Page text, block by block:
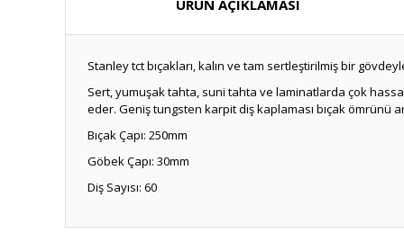
ÜRÜN AÇIKLAMASI
Stanley tct bıçakları, kalın ve tam sertleştirilmiş bir
Sert, yumuşak tahta, suni tahta ve laminatlarda çok
eder. Geniş tungsten karpit diş kaplaması bıçak ömrünü
Bıçak Çapı: 250mm
Göbek Çapı: 30mm
Diş Sayısı: 60